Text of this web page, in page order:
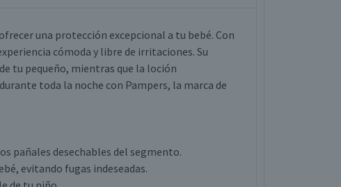
una protección excepcional a tu bebé. Con
cómoda y libre de irritaciones. Su
tu pequeño, mientras que la loción
toda la noche con Pampers, la marca de
pañales desechables del segmento.
evitando fugas indeseadas.